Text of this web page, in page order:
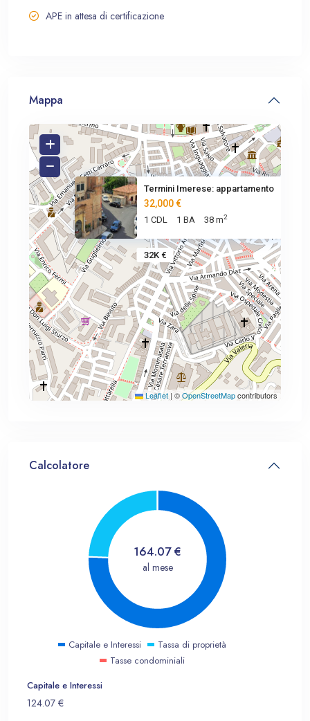
APE in attesa di certificazione
Mappa
32K €
Termini Imerese: appartamento
32,000 €
1 CDL 1 BA 38 m2
Leaflet | ©OpenStreetMapcontributors
Calcolatore
164.07€
al mese
Capitale e Interessi
Tassa di proprietà
Tasse condominiali
Capitale e Interessi
124.07 €